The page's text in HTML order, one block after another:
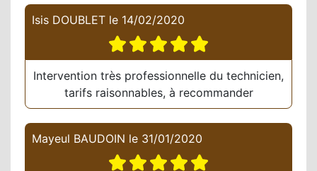
Isis DOUBLET le 14/02/2020
Intervention très professionnelle du technicien,
tarifs raisonnables, à recommander
Mayeul BAUDOIN le 31/01/2020